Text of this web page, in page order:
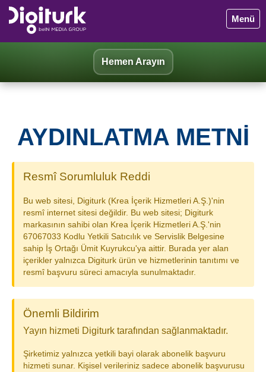
Menü
Hemen Arayın
AYDINLATMA METNI
Resmî Sorumluluk Reddi
Bu web sitesi, Digiturk (Krea İçerik Hizmetleri A.Ş.)'nin
resmî internet sitesi değildir. Bu web sitesi; Digiturk
markasının sahibi olan Krea İçerik Hizmetleri A.Ş.'nin
67067033 Kodlu Yetkili Satıcılık ve Servislik Belgesine
sahip İş Ortağı Ümit Kuyrukcu'ya aittir. Burada yer alan
içerikler yalnızca Digiturk ürün ve hizmetlerinin tanıtımı ve
resmî başvuru süreci amacıyla sunulmaktadır.
Önemli Bildirim
Yayın hizmeti Digiturk tarafından sağlanmaktadır.
Şirketimiz yalnızca yetkili bayi olarak abonelik başvuru
hizmeti sunar. Kişisel verileriniz sadece abonelik başvurusu